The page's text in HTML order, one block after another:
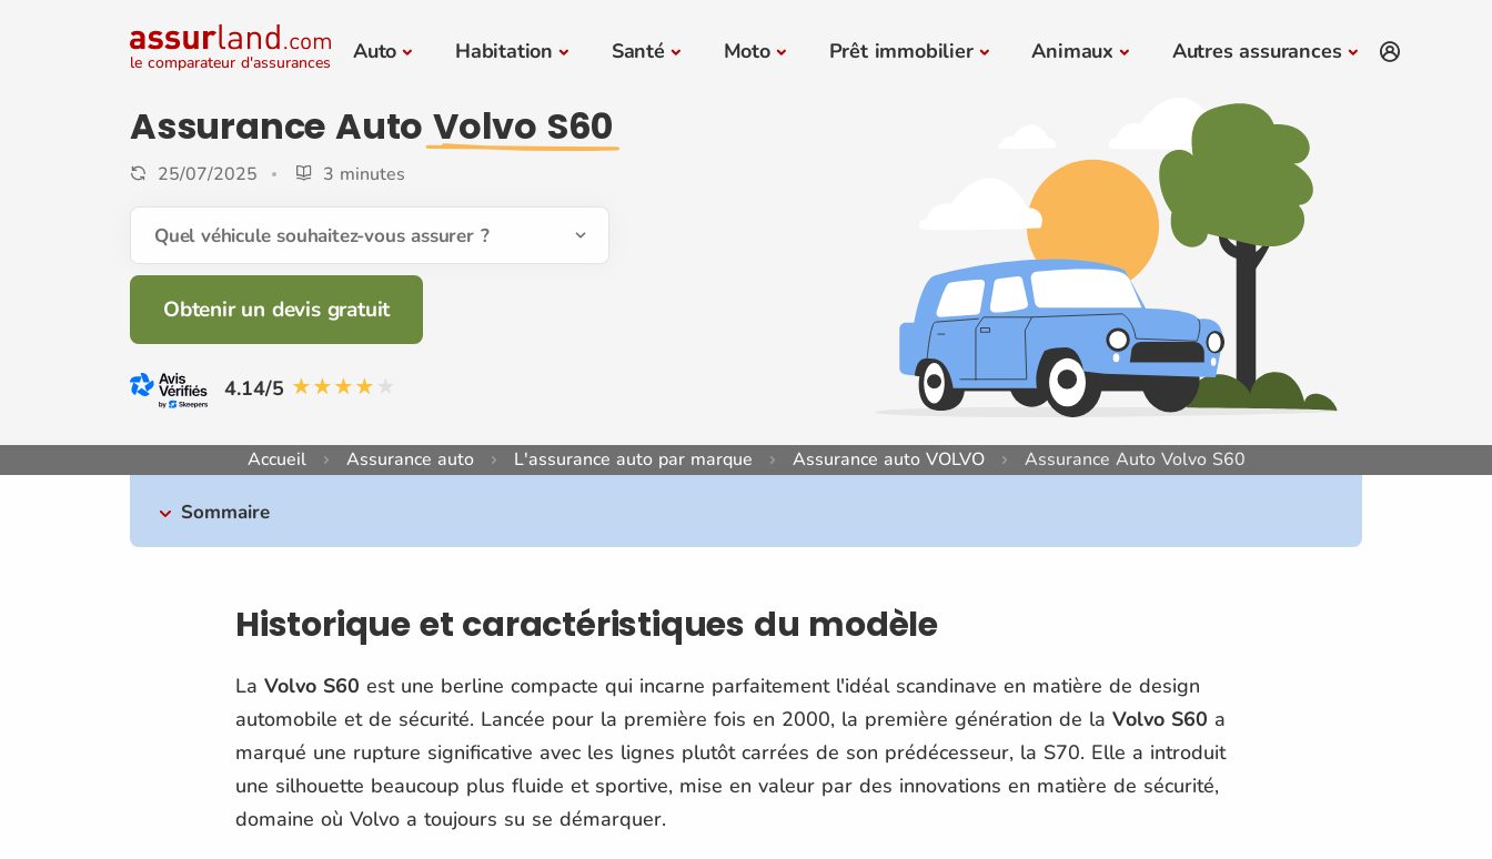
le comparateur d'assurances Auto Habitation Santé Moto Prêt immobilier Animaux Autres assurances
Assurance Auto Volvo S60
25/07/2025 3 minutes
Quel véhicule souhaitez-vous assurer ?
Obtenir un devis gratuit
4.14/5
Accueil Assurance auto L'assurance auto par marque Assurance auto VOLVO Assurance Auto Volvo S60
Sommaire
Historique et caractéristiques du modèle
La Volvo S60 est une berline compacte qui incarne parfaitement l'idéal scandinave en matière de design
automobile et de sécurité. Lancée pour la première fois en 2000, la première génération de la Volvo S60 a
marqué une rupture significative avec les lignes plutôt carrées de son prédécesseur, la S70. Elle a introduit
une silhouette beaucoup plus fluide et sportive, mise en valeur par des innovations en matière de sécurité,
domaine où Volvo a toujours su se démarquer.